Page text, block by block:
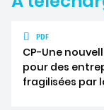
PDF
CP-Une
pour des
fragilisées par